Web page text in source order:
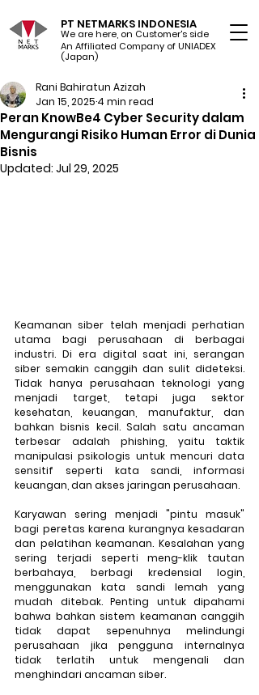
PT NETMARKS INDONESIA
We are here, on Customer's side
An Affiliated Company of UNIADEX Ltd.
(Japan)
Peran KnowBe4 Cyber Security dalam
Mengurangi Risiko Human Error di Dunia
Bisnis
Rani Bahiratun Azizah
Jan 15, 2025 4 min read
Updated: Jul 29, 2025
Keamanan siber telah menjadi perhatian
utama bagi perusahaan di berbagai
industri. Di era digital saat ini, serangan
siber semakin canggih dan sulit dideteksi.
Tidak hanya perusahaan teknologi yang
menjadi target, tetapi juga sektor
kesehatan, keuangan, manufaktur, dan
bahkan bisnis kecil. Salah satu ancaman
terbesar adalah phishing, yaitu taktik
manipulasi psikologis untuk mencuri data
sensitif seperti kata sandi, informasi
keuangan, dan akses jaringan perusahaan.
Karyawan sering menjadi "pintu masuk"
bagi peretas karena kurangnya kesadaran
dan pelatihan keamanan. Kesalahan yang
sering terjadi seperti meng-klik tautan
berbahaya, berbagi kredensial login,
menggunakan kata sandi lemah yang
mudah ditebak. Penting untuk dipahami
bahwa bahkan sistem keamanan canggih
tidak dapat sepenuhnya melindungi
perusahaan jika pengguna internalnya
tidak terlatih untuk mengenali dan
menghindari ancaman siber.